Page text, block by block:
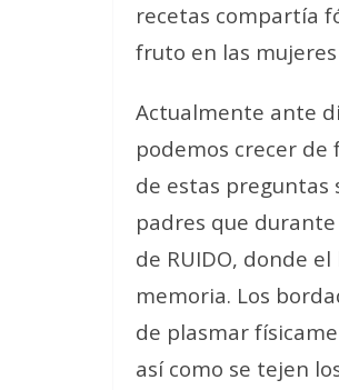
recetas compartía
fruto en las
Actualmente ante
podemos crecer de
de estas preguntas
padres que
de RUIDO, donde
memoria. Los
de plasmar
así como se tejen